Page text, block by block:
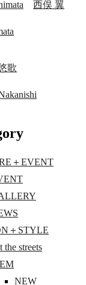
西俣 翼
歌
＋EVENT
＋STYLE
the streets
NEW